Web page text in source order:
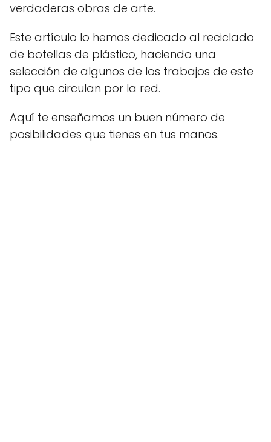
verdaderas obras de arte.
Este artículo lo hemos dedicado al reciclado
de botellas de plástico, haciendo una
selección de algunos de los trabajos de este
tipo que circulan por la red.
Aquí te enseñamos un buen número de
posibilidades que tienes en tus manos.